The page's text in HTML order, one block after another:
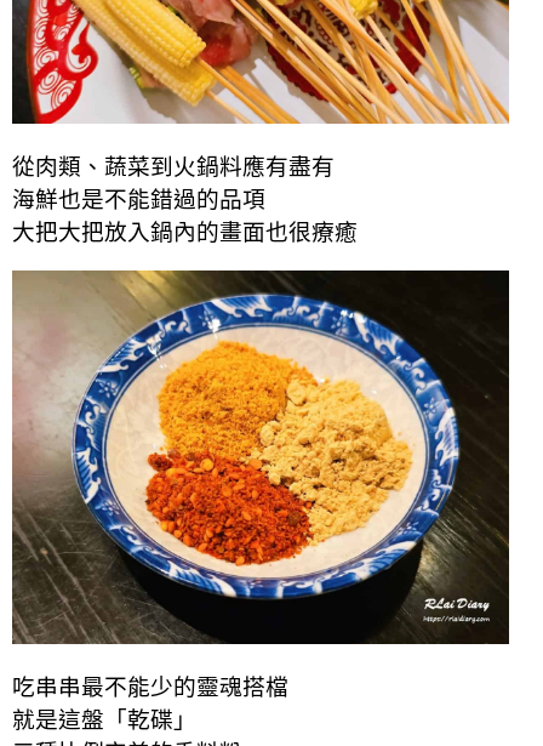
從肉類、蔬菜到火鍋料應有盡有
海鮮也是不能錯過的品項
大把大把放入鍋內的畫面也很療癒
吃串串最不能少的靈魂搭檔
就是這盤「乾碟」